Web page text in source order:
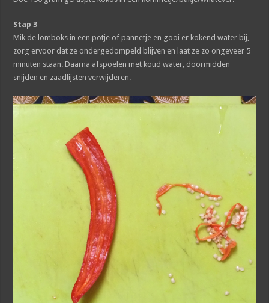
Stap 3
Mik de lomboks in een potje of pannetje en gooi er kokend water bij,
zorg ervoor dat ze ondergedompeld blijven en laat ze zo ongeveer 5
minuten staan. Daarna afspoelen met koud water, doormidden
snijden en zaadlijsten verwijderen.